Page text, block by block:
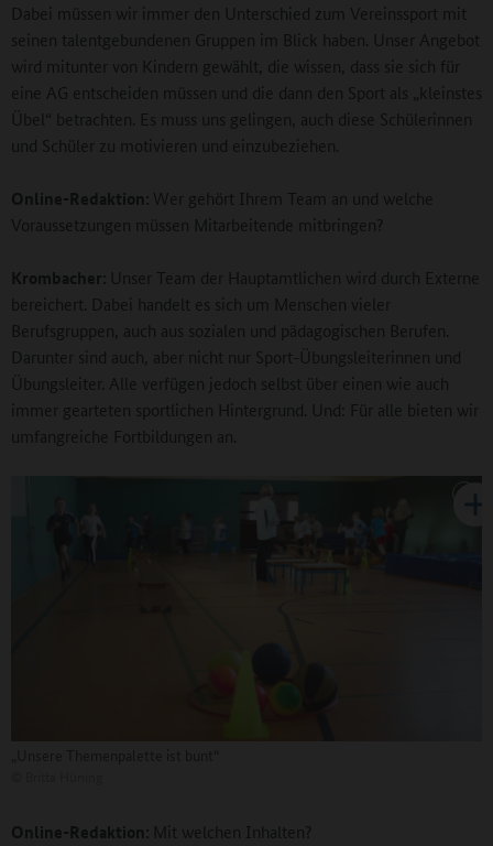
Dabei müssen wir immer den Unterschied zum Vereinssport mit
seinen talentgebundenen Gruppen im Blick haben. Unser Angebot
wird mitunter von Kindern gewählt, die wissen, dass sie sich für
eine AG entscheiden müssen und die dann den Sport als „kleinstes
Übel“ betrachten. Es muss uns gelingen, auch diese Schülerinnen
und Schüler zu motivieren und einzubeziehen.
Online-Redaktion: Wer gehört Ihrem Team an und welche
Voraussetzungen müssen Mitarbeitende mitbringen?
Krombacher: Unser Team der Hauptamtlichen wird durch Externe
bereichert. Dabei handelt es sich um Menschen vieler
Berufsgruppen, auch aus sozialen und pädagogischen Berufen.
Darunter sind auch, aber nicht nur Sport-Übungsleiterinnen und
Übungsleiter. Alle verfügen jedoch selbst über einen wie auch
immer gearteten sportlichen Hintergrund. Und: Für alle bieten wir
umfangreiche Fortbildungen an.
Online-Redaktion: Mit welchen Inhalten?